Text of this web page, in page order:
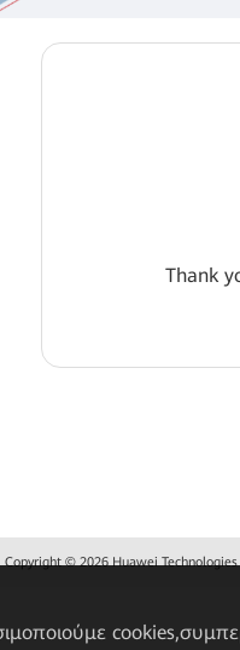
Thank
Copyright © 2026 Huawei